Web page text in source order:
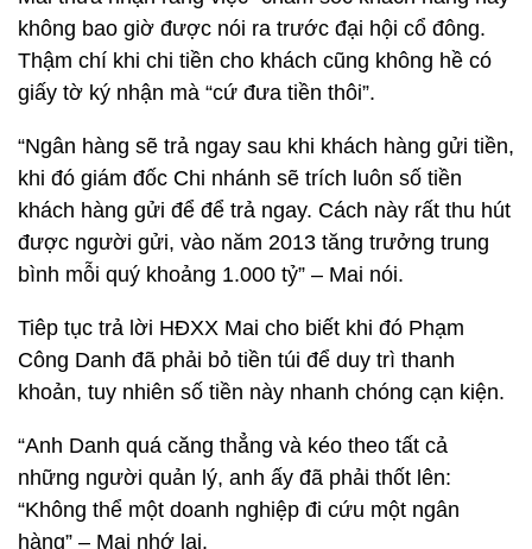
không bao giờ được nói ra trước đại hội cổ đông.
Thậm chí khi chi tiền cho khách cũng không hề có
giấy tờ ký nhận mà “cứ đưa tiền thôi”.
“Ngân hàng sẽ trả ngay sau khi khách hàng gửi tiền,
khi đó giám đốc Chi nhánh sẽ trích luôn số tiền
khách hàng gửi để để trả ngay. Cách này rất thu hút
được người gửi, vào năm 2013 tăng trưởng trung
bình mỗi quý khoảng 1.000 tỷ” – Mai nói.
Tiêp tục trả lời HĐXX Mai cho biết khi đó Phạm
Công Danh đã phải bỏ tiền túi để duy trì thanh
khoản, tuy nhiên số tiền này nhanh chóng cạn kiện.
“Anh Danh quá căng thẳng và kéo theo tất cả
những người quản lý, anh ấy đã phải thốt lên:
“Không thể một doanh nghiệp đi cứu một ngân
hàng” – Mai nhớ lại.